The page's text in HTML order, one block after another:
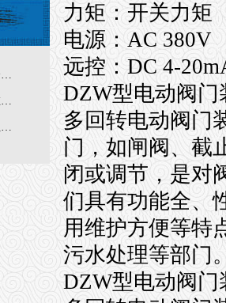
矿用隔爆型电动闸阀全周期维护与故障排查要点
矿用隔爆型电动蝶阀在瓦斯管道控制中的防爆设计与安全标准解析
严苛环境下的安全枢纽：矿用隔爆型电动闸阀的技术剖析
力矩：开关力矩
电源：AC 380V
远控：DC 4-
DZW型电动阀门
多回转电动阀门
门，如闸阀、截
闭或调节，是对
们具有功能全、
用维护方便等特
污水处理等部门
DZW型电动阀门